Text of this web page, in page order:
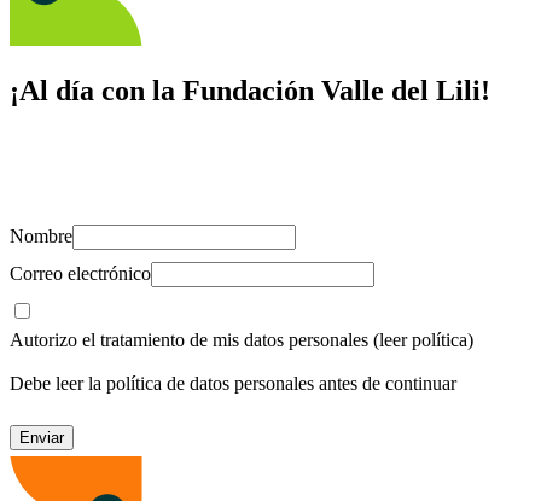
¡Al día con la Fundación Valle del Lili!
Nombre
Correo electrónico
Autorizo el tratamiento de mis datos personales (leer política)
Debe leer la política de datos personales antes de continuar